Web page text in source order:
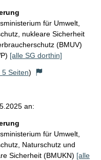
für Umwelt,
nukleare Sicherheit
(BMUV)
[alle SG dorthin]
5 Seiten)
an:
für Umwelt,
Naturschutz und
Sicherheit (BMUKN) [alle